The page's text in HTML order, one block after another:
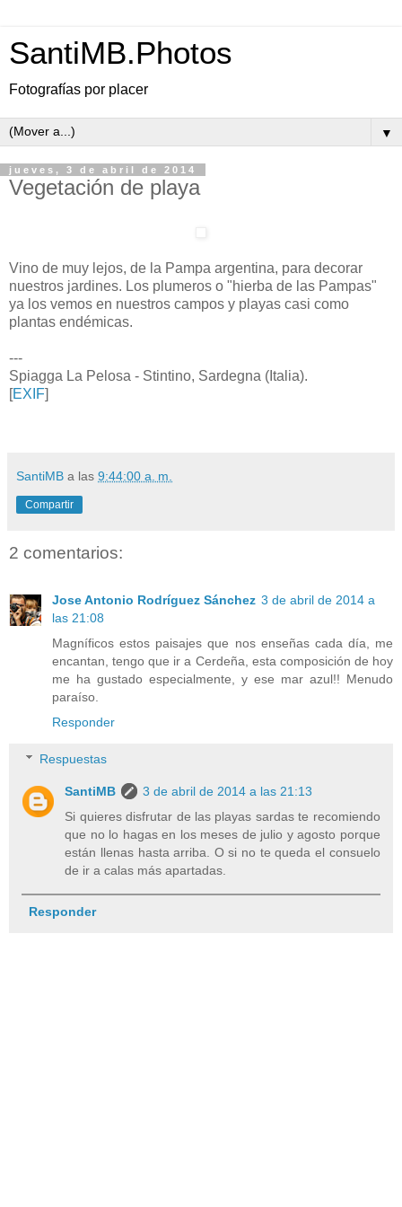
SantiMB.Photos
Fotografías por placer
▼
jueves, 3 de abril de 2014
Vegetación de playa
Vino de muy lejos, de la Pampa argentina, para decorar
nuestros jardines. Los plumeros o "hierba de las Pampas"
ya los vemos en nuestros campos y playas casi como
plantas endémicas.
---
Spiagga La Pelosa - Stintino, Sardegna (Italia).
[EXIF]
SantiMB a las 9:44:00 a. m.
Compartir
2 comentarios:
Jose Antonio Rodríguez Sánchez 3 de abril de 2014 a
las 21:08
Magníficos estos paisajes que nos enseñas cada día, me
encantan, tengo que ir a Cerdeña, esta composición de hoy
me ha gustado especialmente, y ese mar azul!! Menudo
paraíso.
Responder
Respuestas
SantiMB
3 de abril de 2014 a las 21:13
Si quieres disfrutar de las playas sardas te recomiendo
que no lo hagas en los meses de julio y agosto porque
están llenas hasta arriba. O si no te queda el consuelo
de ir a calas más apartadas.
Responder